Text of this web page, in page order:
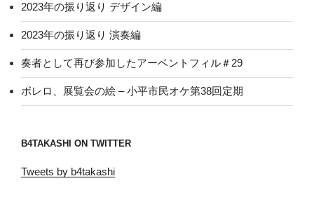
2023年の振り返り デザイン編
2023年の振り返り 演奏編
奏者として再び参加したアーベントフィル＃29
ボレロ、展覧会の絵 – 小平市民オケ第38回定期
B4TAKASHI ON TWITTER
Tweets by b4takashi